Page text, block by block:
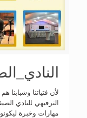
لأن فتياتنا وشبابنا
الترفيهي للنادي
مهارات وخبرة